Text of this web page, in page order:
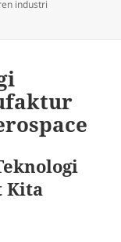
industri
Kita